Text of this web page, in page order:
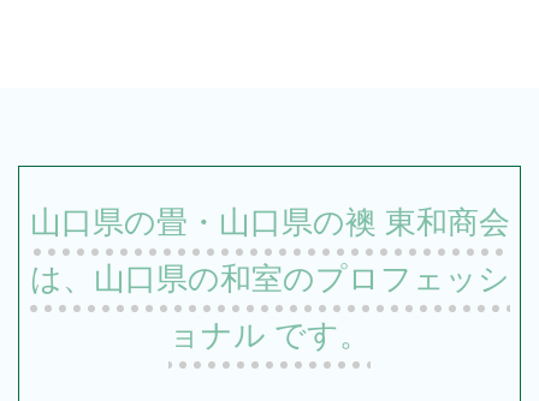
山口県の畳・山口県の襖 東和商会
は、山口県の和室のプロフェッシ
ョナル です。